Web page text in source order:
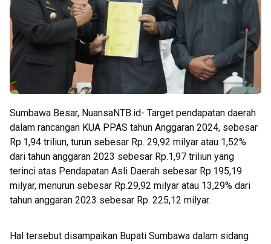
Sumbawa Besar, NuansaNTB.id- Target pendapatan daerah
dalam rancangan KUA PPAS tahun Anggaran 2024, sebesar
Rp.1,94 triliun, turun sebesar Rp. 29,92 milyar atau 1,52%
dari tahun anggaran 2023 sebesar Rp.1,97 triliun yang
terinci atas Pendapatan Asli Daerah sebesar Rp.195,19
milyar, menurun sebesar Rp.29,92 milyar atau 13,29% dari
tahun anggaran 2023 sebesar Rp. 225,12 milyar.
Hal tersebut disampaikan Bupati Sumbawa dalam sidang